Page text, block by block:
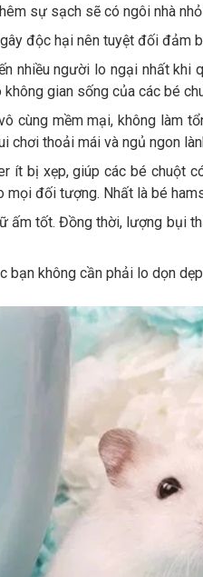
sự sạch sẽ có ngôi nhà
độc hại nên tuyệt đối đảm
nhiều người lo ngại nhất
gian sống của các bé
cùng mềm mại, không làm
chơi thoải mái và ngủ ngon
ít bị xẹp, giúp các bé chuột
mọi đối tượng. Nhất là bé
ấm tốt. Đồng thời, lượng bụi
bạn không cần phải lo dọn